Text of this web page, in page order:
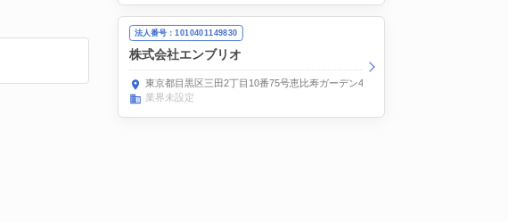
法人番号：1010401149830
株式会社エンブリオ
東京都目黒区三田2丁目10番75号恵比寿ガーデン4001号
業界未設定